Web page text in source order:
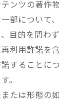
ンツの著作
部について
目的を問わ
利用許諾を
することに
。
たは形態の